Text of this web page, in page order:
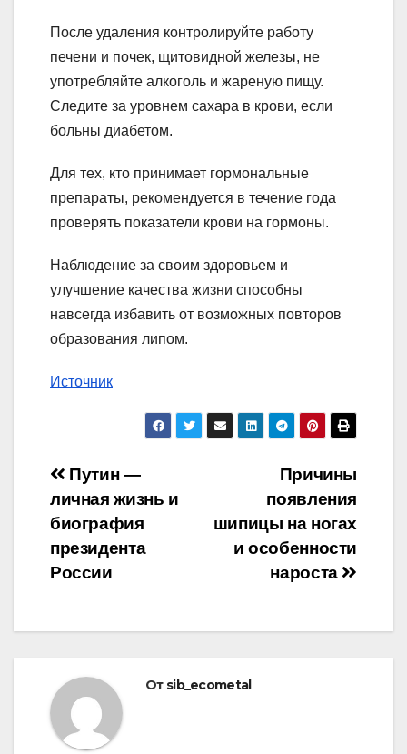
После удаления контролируйте работу
печени и почек, щитовидной железы, не
употребляйте алкоголь и жареную пищу.
Следите за уровнем сахара в крови, если
больны диабетом.
Для тех, кто принимает гормональные
препараты, рекомендуется в течение года
проверять показатели крови на гормоны.
Наблюдение за своим здоровьем и
улучшение качества жизни способны
навсегда избавить от возможных повторов
образования липом.
Источник
Навигация
по
записям
Причины
появления
шипицы на ногах
и особенности
нароста
Путин —
личная жизнь и
биография
президента
России
От sib_ecometal